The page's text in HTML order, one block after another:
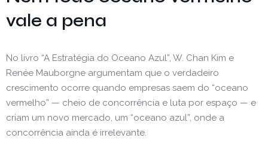
vale a pena
No livro “A Estratégia do Oceano Azul”, W. Chan Kim e
Renée Mauborgne argumentam que o verdadeiro
crescimento ocorre quando empresas saem do “oceano
vermelho” — cheio de concorrência e luta por espaço — e
criam um novo mercado, um “oceano azul”, onde a
concorrência ainda é irrelevante.